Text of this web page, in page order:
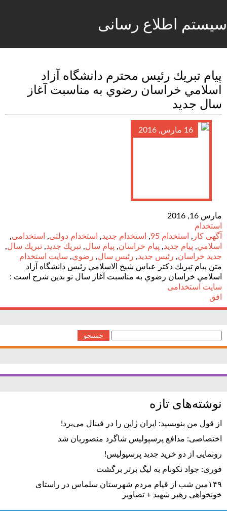
سیستم اطلاع رسانی
پيام تبريك رئيس محترم دانشگاه آزاد
اسلامي خراسان رضوي به مناسبت آغاز
سال جديد
16 مارس, 2016
مارس 16, 2016
استخدام
آگهی کار , استخدام 95 , استخدام جدید, استخدام دولتی, استخدامی,
اسلامي, پيام جديد, پيام خراسان, پيام سال, تبريك جديد, تبريك سال,
جديد خراسان, رئيس جديد, رئيس سال, رضوي, سایت استخدام
متن پيام تبريك دكتر عباس شيخ الاسلامي رئيس دانشگاه آزاد
اسلامي خراسان رضوي به مناسبت آغاز سال نو بدين شرح است :
سایت استخدامی
افق
برای:
نوشته‌های تازه
از قول من بنویسید: ایران ژاپن را در فینال می‌برد!
اختصاصی: مدافع پرسپولیس شاگرد منصوریان شد
رونمایی از دو خرید جدید پرسپولیس!
فوری: جواد نکونام به لیگ برتر برگشت
۱۴۹مین شب از قیام مردم شهرستان سلماس در راستای
خونخواهی رهبر شهید + تصاویر